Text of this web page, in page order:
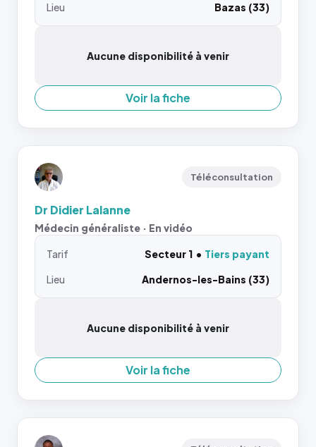
Lieu
Bazas (33)
Aucune disponibilité à venir
Voir la fiche
Téléconsultation
Dr Didier Lalanne
Médecin généraliste · En vidéo
Tarif Secteur 1
Tiers payant
Lieu
Andernos-les-Bains (33)
Aucune disponibilité à venir
Voir la fiche